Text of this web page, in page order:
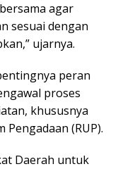
agar
sesuai dengan
ujarnya.
peran
proses
khususnya
(RUP).
Daerah untuk